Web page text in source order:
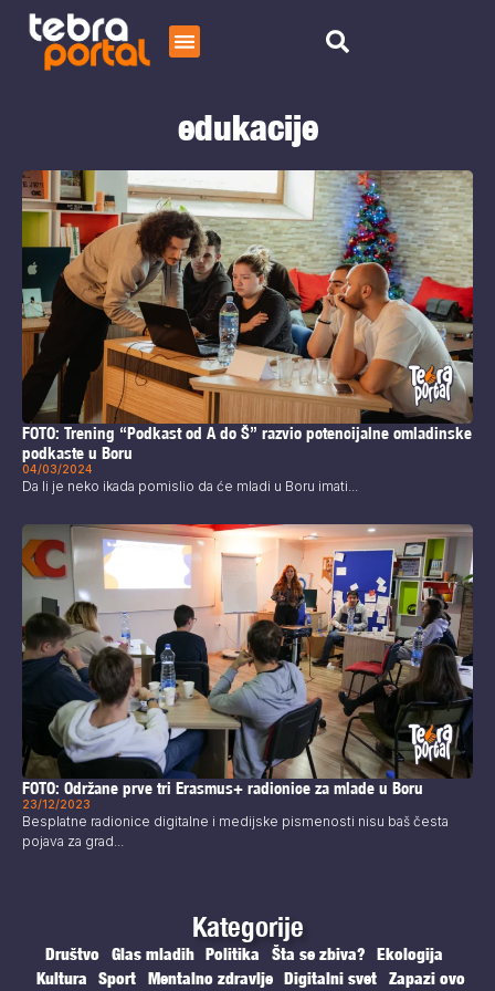
Čitajedukacije
FOTO: Trening “Podkast od A do Š” razvio potencijalne omladinske
podkaste u Boru
04/03/2024
Da li je neko ikada pomislio da će mladi u Boru imati...
FOTO: Održane prve tri Erasmus+ radionice za mlade u Boru
23/12/2023
Besplatne radionice digitalne i medijske pismenosti nisu baš česta
pojava za grad...
Kategorije
Društvo Glas mladih Politika Šta se zbiva?
Ekologija
Kultura
Sport Mentalno zdravlje Digitalni svet Zapazi ovo